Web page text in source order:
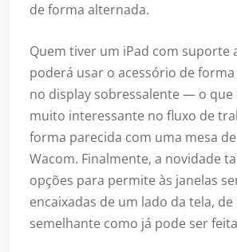
de forma alternada.
Quem tiver um iPad com suporte
poderá usar o acessório de
no display sobressalente — o que
muito interessante no fluxo de
forma parecida com uma mesa
Wacom. Finalmente, a novidade
opções para permite às janelas
encaixadas de um lado da tela,
semelhante como já pode ser